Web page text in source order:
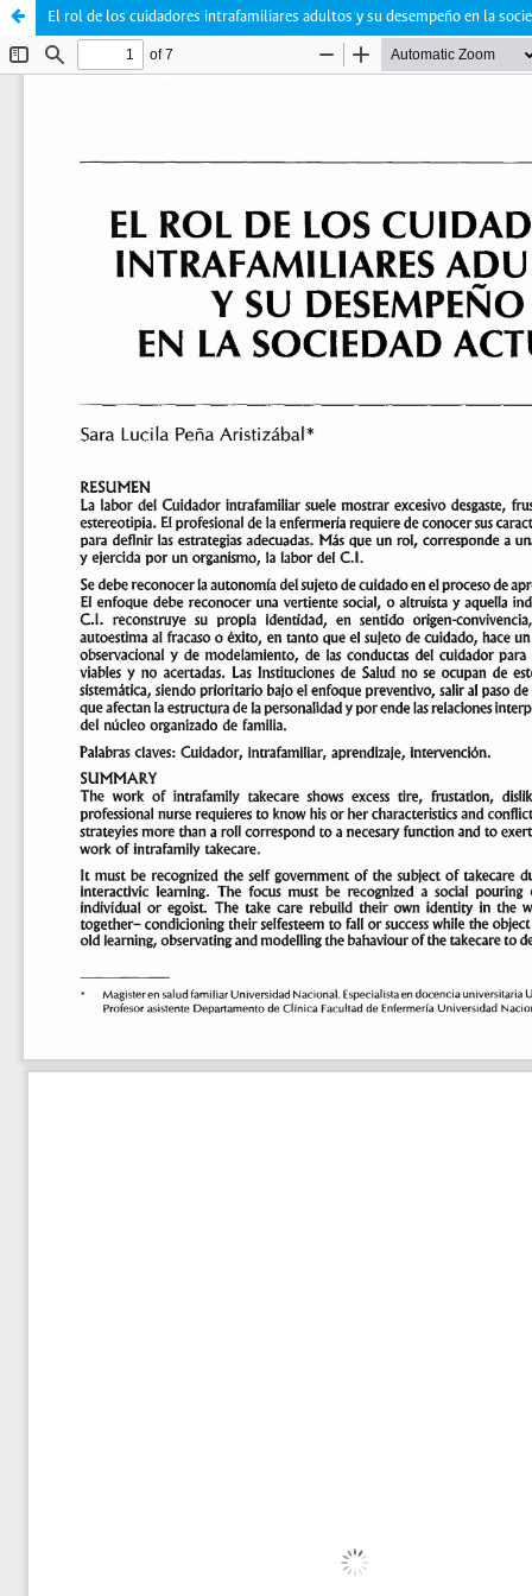
El rol de los cuidadores intrafamiliares adultos y su desempeño en la